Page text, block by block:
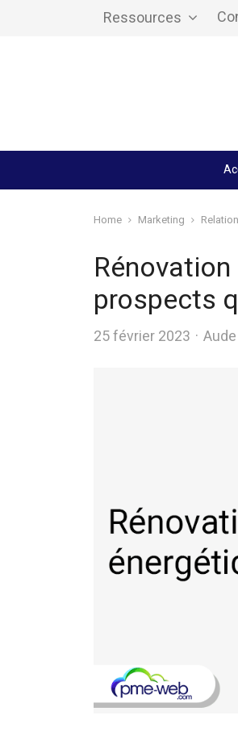
Ressources
Home Marketing
prospects
25 février 2023